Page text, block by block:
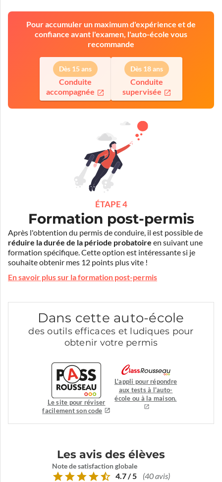
Pour accumuler un maximum d'expérience et de
confiance avant l'examen, l'auto-école vous
recommande
Dès 15 ans
Conduite
accompagnée
Dès 18 ans
Conduite
supervisée
ÉTAPE 4
Formation post-permis
Après l'obtention du permis de conduire, il est possible de
réduire la durée de la période probatoire en suivant une
formation spécifique. Cette option est intéressante si je
souhaite obtenir mes 12 points plus vite !
En savoir plus sur la formation post-permis
Dans cette auto-école
des outils efficaces et ludiques pour
obtenir votre permis
Le site pour réviser
facilement son code
L'appli pour répondre
aux tests à l'auto-
école ou à la maison.
Les avis des élèves
Note de satisfaction globale
4.7 / 5 (40 avis)